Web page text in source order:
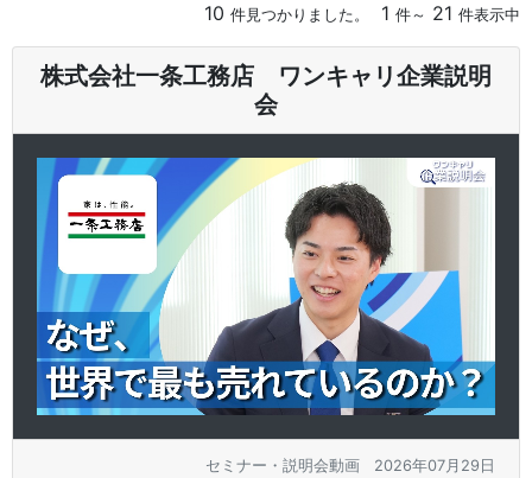
10 件見つかりました。 1 件～ 21 件表示中
株式会社一条工務店 ワンキャリ企業説明
会
セミナー・説明会動画 2026年07月29日